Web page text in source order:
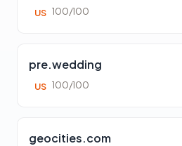
US 100/100
pre.wedding
US 100/100
geocities.com